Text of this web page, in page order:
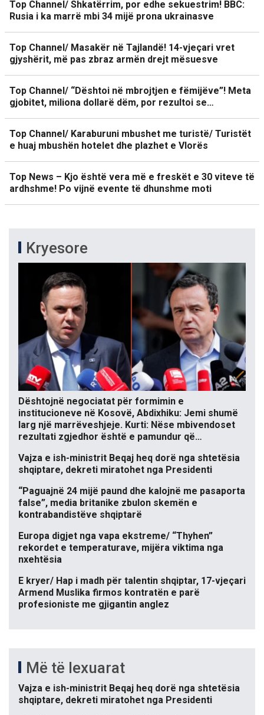
Top Channel/ Shkatërrim, por edhe sekuestrim! BBC:
Rusia i ka marrë mbi 34 mijë prona ukrainasve
Top Channel/ Masakër në Tajlandë! 14-vjeçari vret
gjyshërit, më pas zbraz armën drejt mësuesve
Top Channel/ “Dështoi në mbrojtjen e fëmijëve”! Meta
gjobitet, miliona dollarë dëm, por rezultoi se…
Top Channel/ Karaburuni mbushet me turistë/ Turistët
e huaj mbushën hotelet dhe plazhet e Vlorës
Top News – Kjo është vera më e freskët e 30 viteve të
ardhshme! Po vijnë evente të dhunshme moti
Kryesore
Dështojnë negociatat për formimin e
institucioneve në Kosovë, Abdixhiku: Jemi shumë
larg një marrëveshjeje. Kurti: Nëse mbivendoset
rezultati zgjedhor është e pamundur që…
Vajza e ish-ministrit Beqaj heq dorë nga shtetësia
shqiptare, dekreti miratohet nga Presidenti
“Paguajnë 24 mijë paund dhe kalojnë me pasaporta
false”, media britanike zbulon skemën e
kontrabandistëve shqiptarë
Europa digjet nga vapa ekstreme/ “Thyhen”
rekordet e temperaturave, mijëra viktima nga
nxehtësia
E kryer/ Hap i madh për talentin shqiptar, 17-vjeçari
Armend Muslika firmos kontratën e parë
profesioniste me gjigantin anglez
Më të lexuarat
Vajza e ish-ministrit Beqaj heq dorë nga shtetësia
shqiptare, dekreti miratohet nga Presidenti